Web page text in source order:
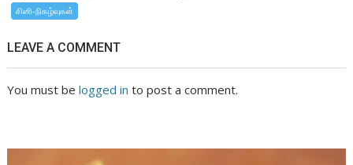
சினி-நிகழ்வுகள்
LEAVE A COMMENT
You must belogged in to post a comment.